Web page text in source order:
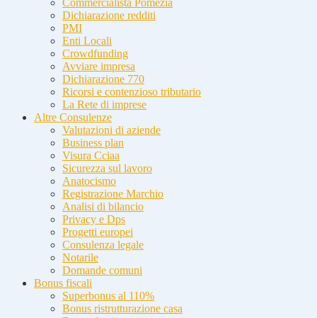
Commercialista Pomezia
Dichiarazione redditi
PMI
Enti Locali
Crowdfunding
Avviare impresa
Dichiarazione 770
Ricorsi e contenzioso tributario
La Rete di imprese
Altre Consulenze
Valutazioni di aziende
Business plan
Visura Cciaa
Sicurezza sul lavoro
Anatocismo
Registrazione Marchio
Analisi di bilancio
Privacy e Dps
Progetti europei
Consulenza legale
Notarile
Domande comuni
Bonus fiscali
Superbonus al 110%
Bonus ristrutturazione casa